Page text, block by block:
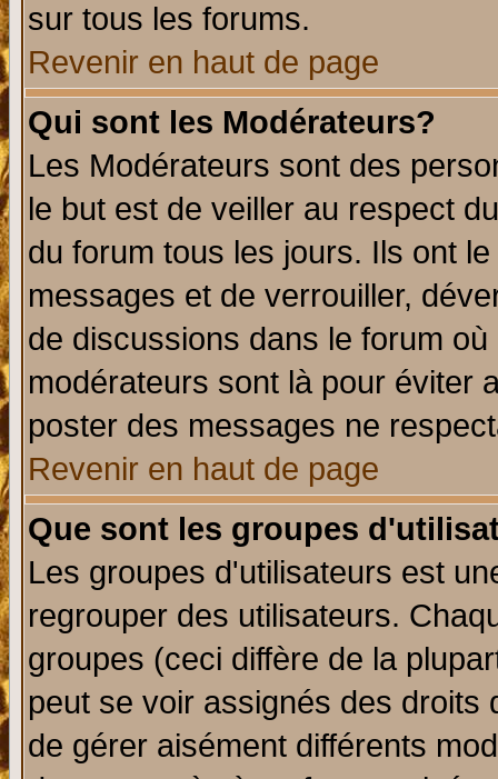
sur tous les forums.
Revenir en haut de page
Qui sont les Modérateurs?
Les Modérateurs sont des
le but est de veiller au respect
du forum tous les jours. Ils ont
messages et de verrouiller,
de discussions dans le forum
modérateurs sont là pour éviter
poster des messages ne
Revenir en haut de page
Que sont les groupes
Les groupes d'utilisateurs est
regrouper des utilisateurs.
groupes (ceci diffère de la
peut se voir assignés des
de gérer aisément différents